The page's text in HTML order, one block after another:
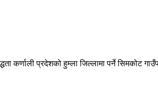
कर्णाली प्रदेशको हुम्ला जिल्लामा पर्ने सिमकोट